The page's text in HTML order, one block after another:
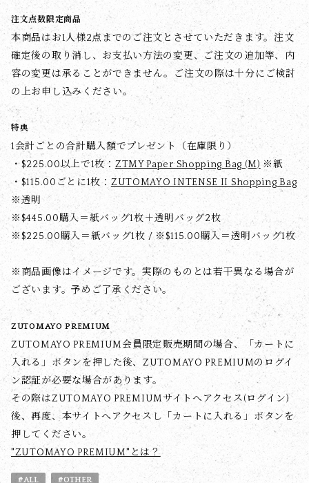
注文点数限定商品
本商品はお1人様2点までのご注文とさせていただきます。注文
確定後の取り消し、お支払い方法の変更、ご注文の追加等、内
容の変更は承ることができません。ご注文の際は十分にご検討
の上お申し込みください。
特典
1会計ごとの合計購入額でプレゼント（在庫限り）
・$‌225.00以上で1枚： ZTMY Paper Shopping Bag (M) ※紙
・$‌115.00ごとに1枚： ZUTOMAYO INTENSE II Shopping Bag
※透明
※$‌445.00購入＝紙バッグ1枚＋透明バッグ2枚
※$‌225.00購入＝紙バッグ1枚 / ※$‌115.00購入＝透明バッグ1枚
※商品画像はイメージです。実際のものとは若干異なる場合が
ございます。予めご了承ください。
ZUTOMAYO PREMIUM
ZUTOMAYO PREMIUM会員限定販売期間の場合、「カートに
入れる」ボタンを押した後、ZUTOMAYO PREMIUMのログイ
ン認証が必要な場合があります。
その際はZUTOMAYO PREMIUMサイトへアクセス(ログイン)
後、再度、本サイトへアクセスし「カートに入れる」ボタンを
押してください。
"ZUTOMAYO PREMIUM"とは？
#ALL #OTHER